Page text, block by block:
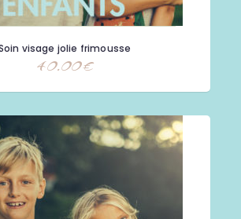
visage jolie frimousse
40.00€